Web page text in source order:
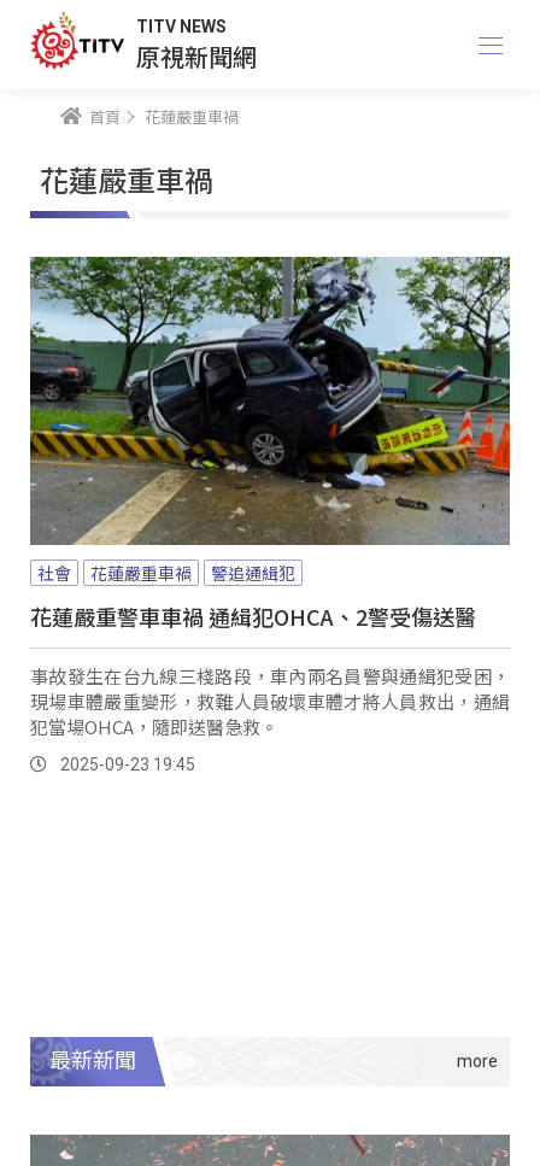
TITV NEWS
原視新聞網
首頁 花蓮嚴重車禍
花蓮嚴重車禍
社會 花蓮嚴重車禍 警追通緝犯
花蓮嚴重警車車禍 通緝犯OHCA、2警受傷送醫
事故發生在台九線三棧路段，車內兩名員警與通緝犯受困，
現場車體嚴重變形，救難人員破壞車體才將人員救出，通緝
犯當場OHCA，隨即送醫急救。
2025-09-23 19:45
最新新聞